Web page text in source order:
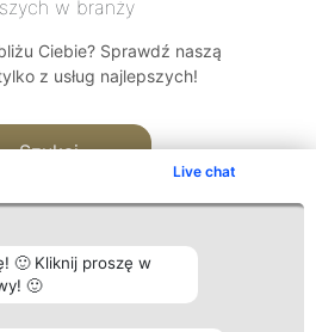
Live chat
🙂 Kliknij proszę w
🙂
w branży
Ciebie? Sprawdź naszą
z usług najlepszych!
Szukaj
Plebiscyt Kontakt